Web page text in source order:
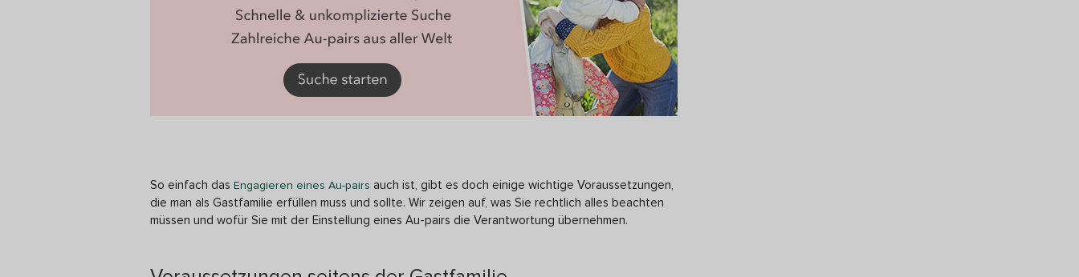
So einfach das Engagieren eines Au-pairs auch ist, gibt es doch einige wichtige Voraussetzungen,
die man als Gastfamilie erfüllen muss und sollte. Wir zeigen auf, was Sie rechtlich alles beachten
müssen und wofür Sie mit der Einstellung eines Au-pairs die Verantwortung übernehmen.